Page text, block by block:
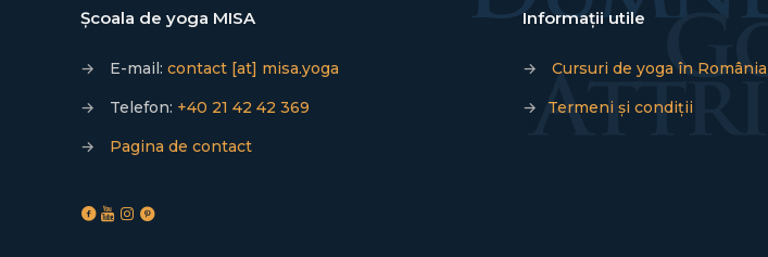
Școala de yoga MISA
→ E-mail: contact [at] misa.yoga
→
Telefon: +40 21 42 42 369
→
Pagina de contact
Informații utile
→
Cursuri de yoga în România
→
Termeni și condiții